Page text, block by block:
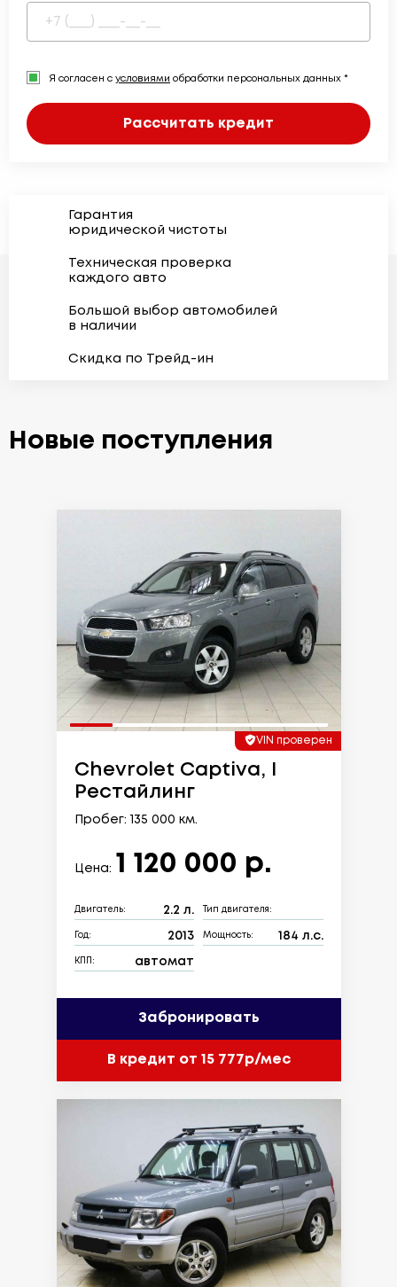
Я согласен с условиями обработки персональных данных *
Рассчитать кредит
Гарантия
юридической чистоты
Техническая проверка
каждого авто
Большой выбор автомобилей
в наличии
Скидка по Трейд-ин
Новые поступления
VIN проверен
Chevrolet Captiva, I
Рестайлинг
Пробег: 135 000 км.
Цена: 1 120 000 р.
Двигатель: 2.2 л. Тип двигателя:
Год: 2013 Мощность: 184 л.с.
КПП: автомат
Забронировать
В кредит от 15 777р/мес